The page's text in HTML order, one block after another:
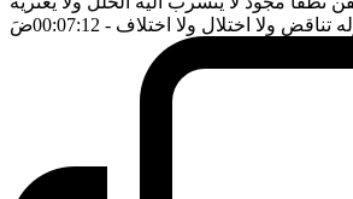
تناقض ولا اختلال ولا اختلاف - 00:07:12 ضَ